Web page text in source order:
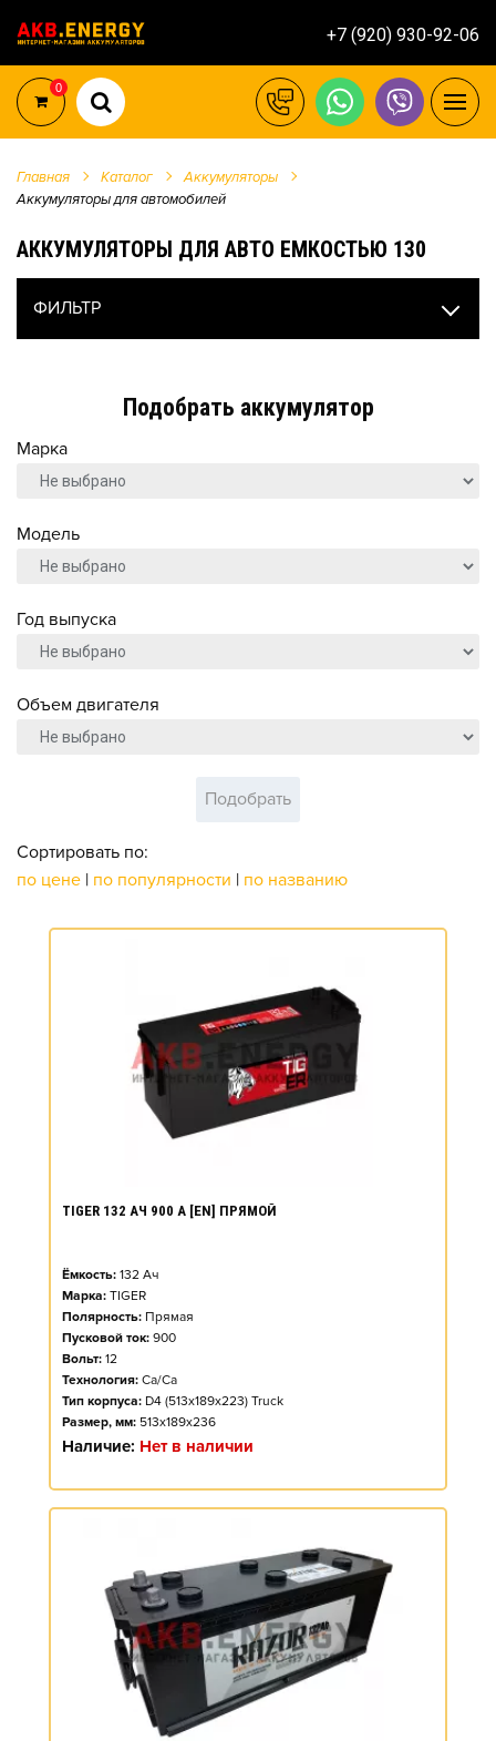
+7 (920) 930-92-06
0
Главная Каталог
Аккумуляторы
Аккумуляторы для автомобилей
АККУМУЛЯТОРЫ ДЛЯ АВТО ЕМКОСТЬЮ 130
ФИЛЬТР
Подобрать аккумулятор
Марка
Модель
Год выпуска
Объем двигателя
Подобрать
Сортировать по:
по цене | по популярности | по названию
TIGER 132 АЧ 900 А [EN] ПРЯМОЙ
Ёмкость: 132 Ач
Марка: TIGER
Полярность: Прямая
Пусковой ток: 900
Вольт: 12
Технология: Ca/Ca
Тип корпуса: D4 (513x189x223) Truck
Размер, мм: 513x189x236
Наличие: Нет в наличии